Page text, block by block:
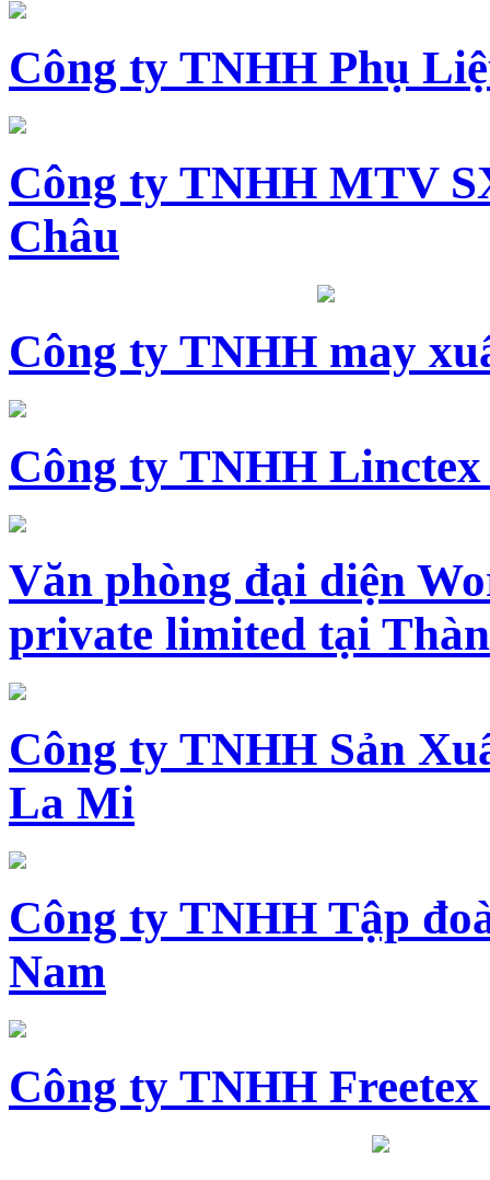
Công ty TNHH Phụ
Công ty TNHH MTV
Châu
Công ty TNHH may
Công ty TNHH Linctex
Văn phòng đại diện
private limited tại
Công ty TNHH Sản
La Mi
Công ty TNHH Tập
Nam
Công ty TNHH